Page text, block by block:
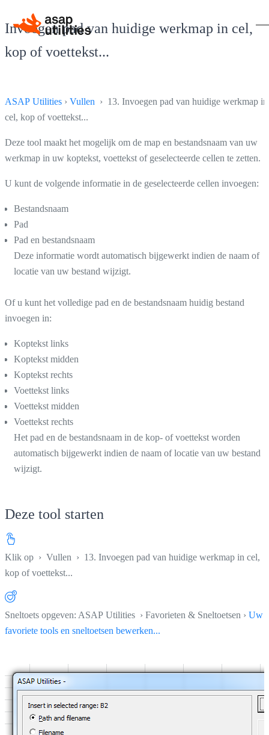
Invoegen pad van huidige werkmap in cel,
kop of voettekst...
ASAP Utilities › Vullen › 13. Invoegen pad van huidige werkmap in
cel, kop of voettekst...
Deze tool maakt het mogelijk om de map en bestandsnaam van uw
werkmap in uw koptekst, voettekst of geselecteerde cellen te zetten.
U kunt de volgende informatie in de geselecteerde cellen invoegen:
Bestandsnaam
Pad
Pad en bestandsnaam
Deze informatie wordt automatisch bijgewerkt indien de naam of
locatie van uw bestand wijzigt.
Of u kunt het volledige pad en de bestandsnaam huidig bestand
invoegen in:
Koptekst links
Koptekst midden
Koptekst rechts
Voettekst links
Voettekst midden
Voettekst rechts
Het pad en de bestandsnaam in de kop- of voettekst worden
automatisch bijgewerkt indien de naam of locatie van uw bestand
wijzigt.
Deze tool starten
Klik op › Vullen › 13. Invoegen pad van huidige werkmap in cel,
kop of voettekst...
Sneltoets opgeven: ASAP Utilities › Favorieten & Sneltoetsen › Uw
favoriete tools en sneltoetsen bewerken...